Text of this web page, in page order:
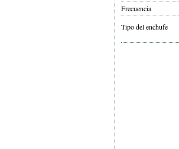
Frecuencia
Tipo del enchufe